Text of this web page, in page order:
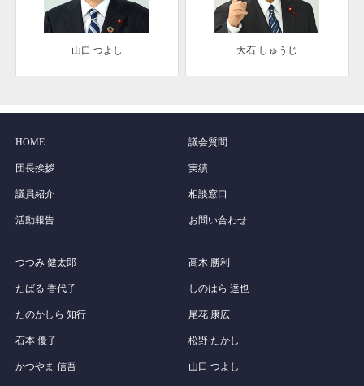
山口 つよし 大石 しゅうじ
HOME
団長挨拶
議員紹介
活動報告
議会質問
実績
相談窓口
お問い合わせ
つつみ 健太郎
たばる 香代子
たのかしら 知行
石本 優子
かつやま 信吾
高木 勝利
しのはら 達也
尾花 康広
松野 たかし
山口 つよし